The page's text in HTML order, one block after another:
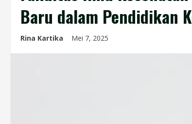
Baru dalam Pendidikan
Rina Kartika Mei 7, 2025